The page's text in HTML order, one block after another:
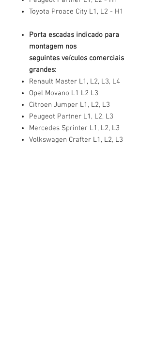
Toyota Proace City L1, L2 - H1
Porta escadas indicado para
montagem nos
seguintes veículos comerciais
grandes:
Renault Master L1, L2, L3, L4
Opel Movano L1 L2 L3
Citroen Jumper L1, L2, L3
Peugeot Partner L1, L2, L3
Mercedes Sprinter L1, L2, L3
Volkswagen Crafter L1, L2, L3